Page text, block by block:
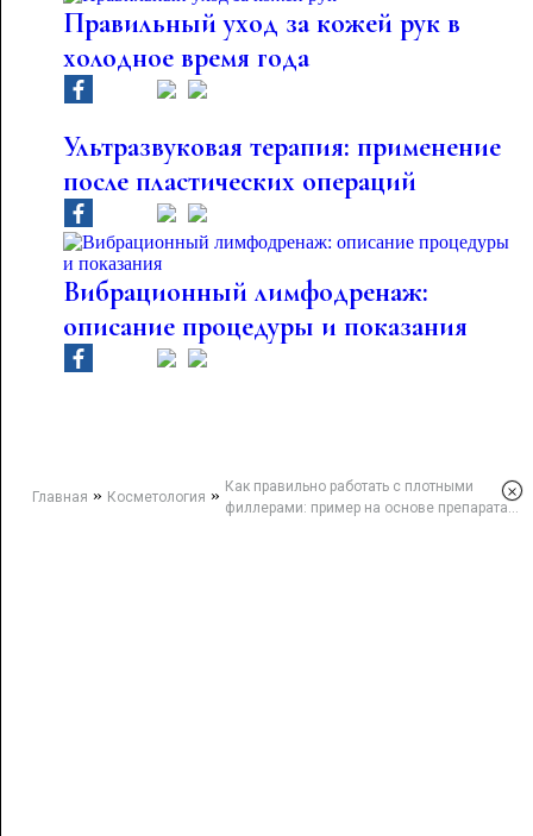
Правильный уход за кожей рук в
холодное время года
Ультразвуковая терапия: применение
после пластических операций
Вибрационный лимфодренаж:
описание процедуры и показания
Главная » Косметология » Как правильно работать с плотными
филлерами: пример на основе препарата...
×